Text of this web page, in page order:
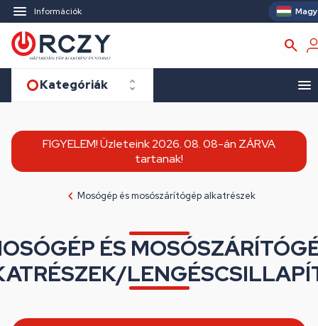
Információk
Kategóriák
FIGYELEM! Üzleteink 2026. 08. 08-án ZÁRVA
tartanak!
Mosógép és mosószárítógép alkatrészek
ÉS